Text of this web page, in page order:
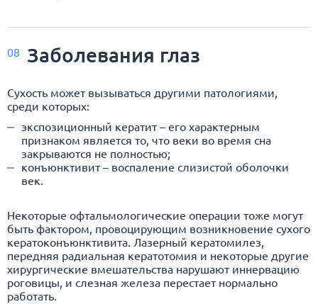
08 Заболевания глаз
Сухость может вызываться другими патологиями,
среди которых:
экспозиционный кератит – его характерным
признаком является то, что веки во время сна
закрываются не полностью;
конъюнктивит – воспаление слизистой оболочки
век.
Некоторые офтальмологические операции тоже могут
быть фактором, провоцирующим возникновение сухого
кератоконъюнктивита. Лазерный кератомилез,
передняя радиальная кератотомия и некоторые другие
хирургические вмешательства нарушают иннервацию
роговицы, и слезная железа перестает нормально
работать.